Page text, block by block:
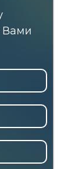
Вами